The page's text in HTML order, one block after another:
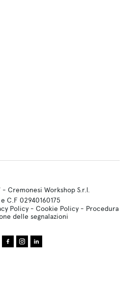
Cremonesi Workshop S.r.l.
e C.F 02940160175
Policy- Cookie Policy- Procedura
delle segnalazioni